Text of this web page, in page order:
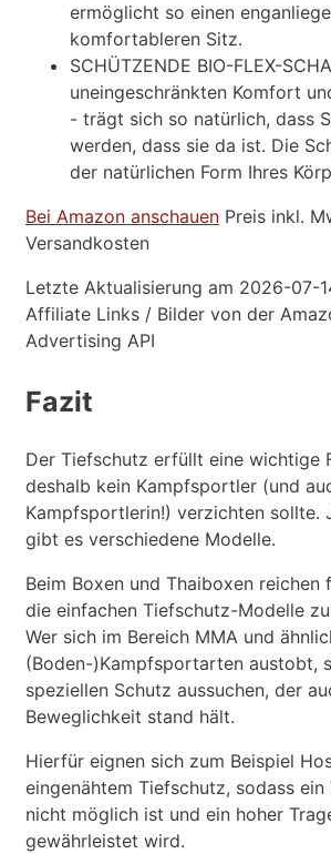
ermöglicht so einen
komfortableren Sitz.
SCHÜTZENDE BIO-FLEX-
uneingeschränkten Komfort
- trägt sich so natürlich, dass
werden, dass sie da ist. Die
der natürlichen Form Ihres
Bei Amazon anschauen Preis inkl.
Versandkosten
Letzte Aktualisierung am 2026-07-
Affiliate Links / Bilder von der
Advertising API
Fazit
Der Tiefschutz erfüllt eine wichtige
deshalb kein Kampfsportler (und
Kampfsportlerin!) verzichten sollte.
gibt es verschiedene Modelle.
Beim Boxen und Thaiboxen reichen
die einfachen Tiefschutz-Modelle
Wer sich im Bereich MMA und
(Boden-)Kampfsportarten austobt,
speziellen Schutz aussuchen, der
Beweglichkeit stand hält.
Hierfür eignen sich zum Beispiel
eingenähtem Tiefschutz, sodass ein
nicht möglich ist und ein hoher
gewährleistet wird.